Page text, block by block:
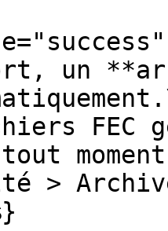
un
FEC
>